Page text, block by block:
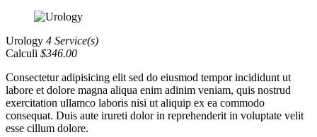
Urology 4 Service(s)
Calculi $346.00
Consectetur adipisicing elit sed do eiusmod tempor incididunt ut
labore et dolore magna aliqua enim adinim veniam, quis nostrud
exercitation ullamco laboris nisi ut aliquip ex ea commodo
consequat. Duis aute irureti dolor in reprehenderit in voluptate velit
esse cillum dolore.